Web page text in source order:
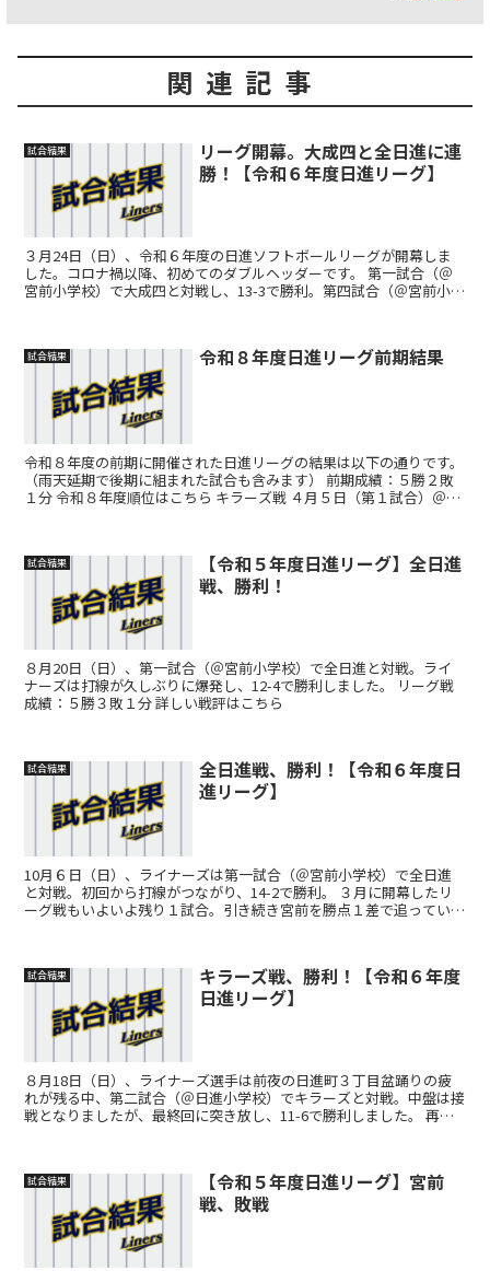
関連記事
試合結果
リーグ開幕。大成四と全日進に連
勝！【令和６年度日進リーグ】
３月24日（日）、令和６年度の日進ソフトボールリーグが開幕しま
した。コロナ禍以降、初めてのダブルヘッダーです。 第一試合（＠
宮前小学校）で大成四と対戦し、13-3で勝利。第四試合（＠宮前小学
試合結果 令和８年度日進リーグ前期結果
令和８年度の前期に開催された日進リーグの結果は以下の通りです。
（雨天延期で後期に組まれた試合も含みます） 前期成績：５勝２敗
１分 令和８年度順位はこちら キラーズ戦 ４月５日（第１試合）＠宮
試合結果
【令和５年度日進リーグ】全日進
戦、勝利！
８月20日（日）、第一試合（＠宮前小学校）で全日進と対戦。ライ
ナーズは打線が久しぶりに爆発し、12-4で勝利しました。 リーグ戦
成績：５勝３敗１分 詳しい戦評はこちら
試合結果
全日進戦、勝利！【令和６年度日
進リーグ】
10月６日（日）、ライナーズは第一試合（＠宮前小学校）で全日進
と対戦。初回から打線がつながり、14-2で勝利。 ３月に開幕したリ
ーグ戦もいよいよ残り１試合。引き続き宮前を勝点１差で追っていま
試合結果
キラーズ戦、勝利！【令和６年度
日進リーグ】
８月18日（日）、ライナーズ選手は前夜の日進町３丁目盆踊りの疲
れが残る中、第二試合（＠日進小学校）でキラーズと対戦。中盤は接
戦となりましたが、最終回に突き放し、11-6で勝利しました。 再び
試合結果
【令和５年度日進リーグ】宮前
戦、敗戦